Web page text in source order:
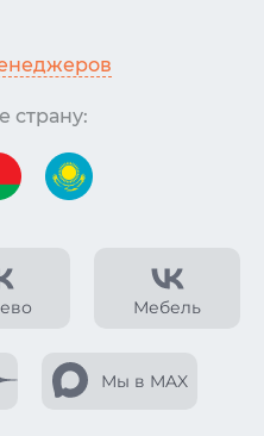
Мебель
Мы в MAX
страну: